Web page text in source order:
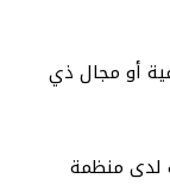
أو مجال ذي
لا تقل عن 4 سنوات لدى منظمة